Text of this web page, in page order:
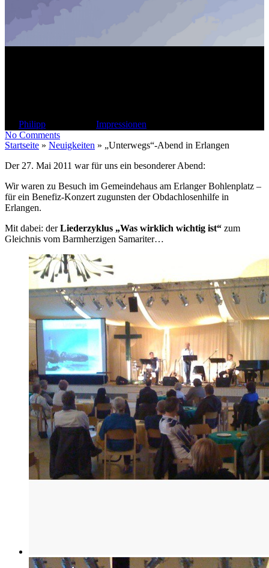
Philipp
Impressionen
No Comments
Startseite » Neuigkeiten » „Unterwegs“-Abend in Erlangen
Der 27. Mai 2011 war für uns ein besonderer Abend:
Wir waren zu Besuch im Gemeindehaus am Erlanger Bohlenplatz –
für ein Benefiz-Konzert zugunsten der Obdachlosenhilfe in
Erlangen.
Mit dabei: derLiederzyklus „Was wirklich wichtig ist“ zum
Gleichnis vom Barmherzigen Samariter…